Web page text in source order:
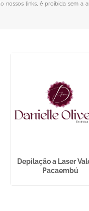
links, é proibida sem a
Depilação a Laser
Pacaembú